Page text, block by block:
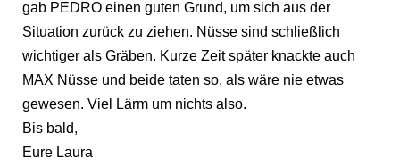
gab PEDRO einen guten Grund, um sich aus der
Situation zurück zu ziehen. Nüsse sind schließlich
wichtiger als Gräben. Kurze Zeit später knackte auch
MAX Nüsse und beide taten so, als wäre nie etwas
gewesen. Viel Lärm um nichts also.
Bis bald,
Eure Laura